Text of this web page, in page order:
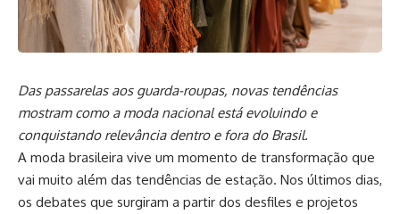
Das passarelas aos guarda-roupas, novas tendências
mostram como a moda nacional está evoluindo e
conquistando relevância dentro e fora do Brasil.
A moda brasileira vive um momento de transformação que
vai muito além das tendências de estação. Nos últimos dias,
os debates que surgiram a partir dos desfiles e projetos